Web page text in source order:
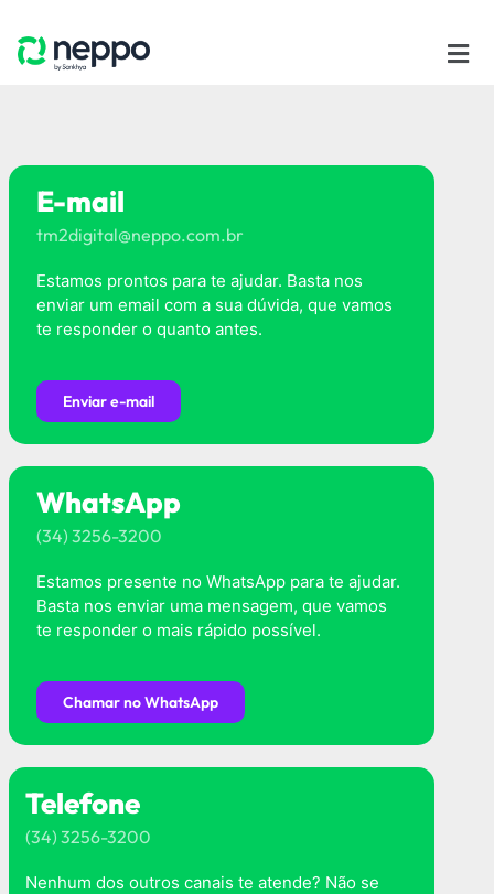
E-mail
tm2digital@neppo.com.br
Estamos prontos para te ajudar. Basta nos
enviar um email com a sua dúvida, que vamos
te responder o quanto antes.
Enviar e-mail
WhatsApp
(34) 3256-3200
Estamos presente no WhatsApp para te ajudar.
Basta nos enviar uma mensagem, que vamos
te responder o mais rápido possível.
Chamar no WhatsApp
Telefone
(34) 3256-3200
Nenhum dos outros canais te atende? Não se